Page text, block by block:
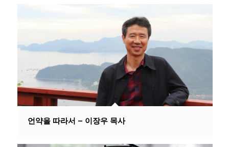
언약을 따라서 – 이장우 목사